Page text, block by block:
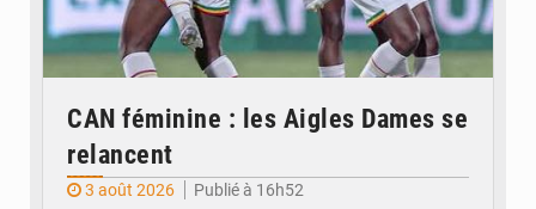
CAN féminine : les Aigles Dames se
relancent
3 août 2026
Publié à 16h52